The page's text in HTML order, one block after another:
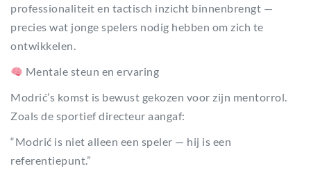
professionaliteit en tactisch inzicht binnenbrengt —
precies wat jonge spelers nodig hebben om zich te
ontwikkelen.
Mentale steun en ervaring
Modrić’s komst is bewust gekozen voor zijn mentorrol.
Zoals de sportief directeur aangaf:
“Modrić is niet alleen een speler — hij is een
referentiepunt.”